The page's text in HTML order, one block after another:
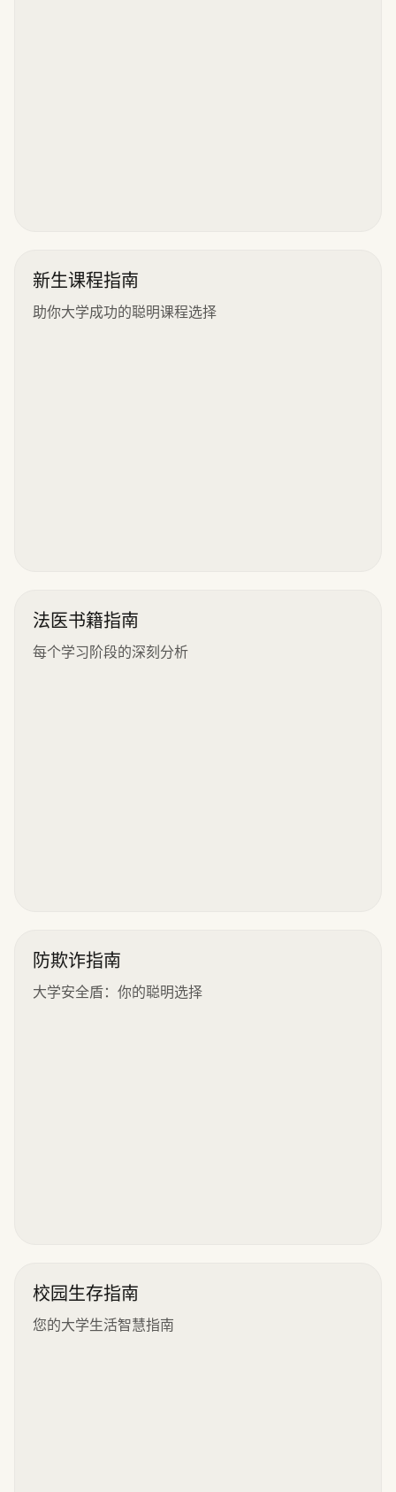
新生课程指南
助你大学成功的聪明课程选择
法医书籍指南
每个学习阶段的深刻分析
防欺诈指南
大学安全盾：你的聪明选择
校园生存指南
您的大学生活智慧指南